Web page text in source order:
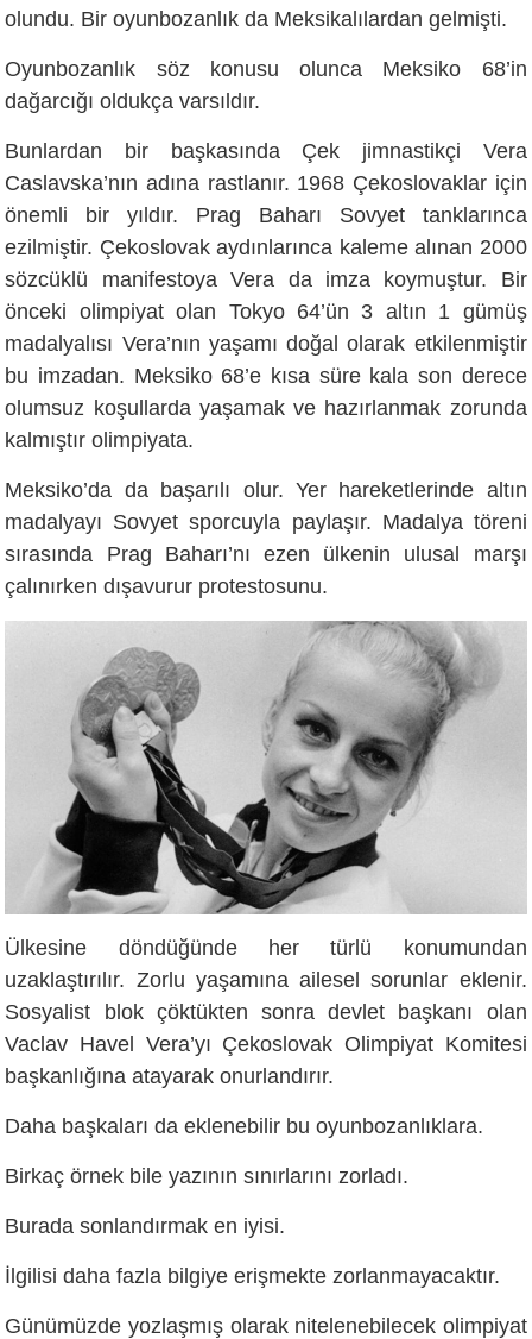
olundu. Bir oyunbozanlık da Meksikalılardan gelmişti.
Oyunbozanlık söz konusu olunca Meksiko 68’in
dağarcığı oldukça varsıldır.
Bunlardan bir başkasında Çek jimnastikçi Vera
Caslavska’nın adına rastlanır. 1968 Çekoslovaklar için
önemli bir yıldır. Prag Baharı Sovyet tanklarınca
ezilmiştir. Çekoslovak aydınlarınca kaleme alınan 2000
sözcüklü manifestoya Vera da imza koymuştur. Bir
önceki olimpiyat olan Tokyo 64’ün 3 altın 1 gümüş
madalyalısı Vera’nın yaşamı doğal olarak etkilenmiştir
bu imzadan. Meksiko 68’e kısa süre kala son derece
olumsuz koşullarda yaşamak ve hazırlanmak zorunda
kalmıştır olimpiyata.
Meksiko’da da başarılı olur. Yer hareketlerinde altın
madalyayı Sovyet sporcuyla paylaşır. Madalya töreni
sırasında Prag Baharı’nı ezen ülkenin ulusal marşı
çalınırken dışavurur protestosunu.
Ülkesine döndüğünde her türlü konumundan
uzaklaştırılır. Zorlu yaşamına ailesel sorunlar eklenir.
Sosyalist blok çöktükten sonra devlet başkanı olan
Vaclav Havel Vera’yı Çekoslovak Olimpiyat Komitesi
başkanlığına atayarak onurlandırır.
Daha başkaları da eklenebilir bu oyunbozanlıklara.
Birkaç örnek bile yazının sınırlarını zorladı.
Burada sonlandırmak en iyisi.
İlgilisi daha fazla bilgiye erişmekte zorlanmayacaktır.
Günümüzde yozlaşmış olarak nitelenebilecek olimpiyat